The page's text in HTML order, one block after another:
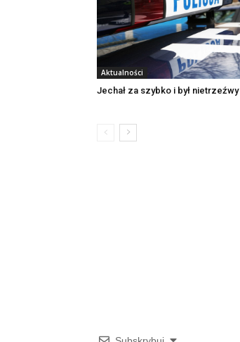
Aktualności
Jechał za szybko i był nietrzeźwy